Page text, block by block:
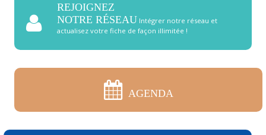
REJOIGNEZ
NOTRE RÉSEAU Intégrer notre réseau et
actualisez votre fiche de façon illimitée !
AGENDA